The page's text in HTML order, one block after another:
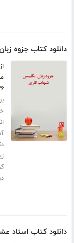
دانلود کتاب جزوه
۳۶
دانلود کتاب استاد